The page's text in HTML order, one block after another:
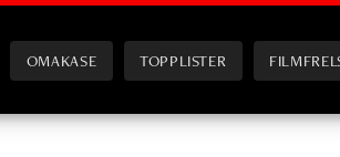
OMAKASE TOPPLISTER